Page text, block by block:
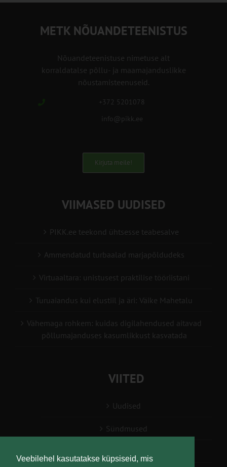
Veebilehel kasutatakse küpsiseid, mis
METK NÕUANDETEENISTUS
Nõuandeteenistuse nimetuse alt
korraldatalse põllu- ja maamajanduslikke
nõustamisteenuseid.
+372 5201078
info@pikk.ee
Kirjuta meile!
VIIMASED UUDISED
PIKK.ee teekond ühtsesse teabesalve
Ammendatud turbaalad marjapõldudeks
Virtuaaltara: unistusest praktilise tööriistani
Turuaiandus kui elustiil ja äri: Väike Mahetalu
Vähemaga rohkem: kuidas digilahendused aitavad
põllumajanduses kasumlikkust kasvatada
VIITED
Uudised
Sündmused